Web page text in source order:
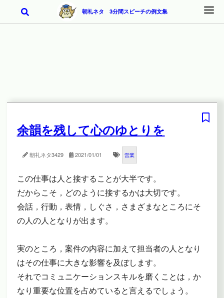
朝礼ネタ 3分間スピーチの例文集
余韻を残して心のゆとりを
朝礼ネタ3429 2021/01/01 営業
この仕事は人と接することが大半です。
だからこそ，どのように接するかは大切です。
会話，行動，表情，しぐさ，さまざまなところにそ
の人の人となりが出ます。
実のところ，案件の内容に加えて担当者の人となり
はその仕事に大きな影響を及ぼします。
それでコミュニケーションスキルを磨くことは，か
なり重要な位置を占めていると言えるでしょう。